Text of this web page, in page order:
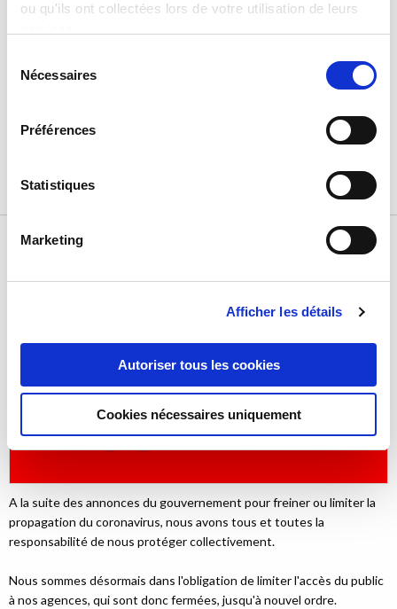
ou qu'ils ont collectées lors de votre utilisation de leurs
Nécessaires
Préférences
Statistiques
Marketing
Afficher les détails
Autoriser tous les cookies
Cookies nécessaires uniquement
Informations Coronavirus COVID-19
A la suite des annonces du gouvernement pour freiner ou limiter la
propagation du coronavirus, nous avons tous et toutes la
responsabilité de nous protéger collectivement.
Nous sommes désormais dans l'obligation de limiter l'accès du public
à nos agences, qui sont donc fermées, jusqu'à nouvel ordre.